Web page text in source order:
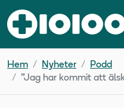
Hem Nyheter
Podd
”Jag har kommit att